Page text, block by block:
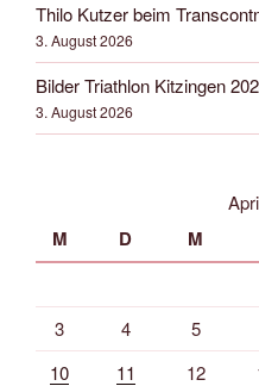
Thilo Kutzer beim
3. August 2026
Bilder Triathlon Kitzingen
3. August 2026
M D M
3
4 5
10
11 12